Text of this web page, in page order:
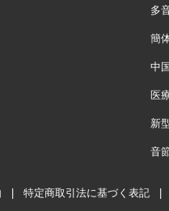
多
簡
中
医
新
音
特定商取引法に基づく表記